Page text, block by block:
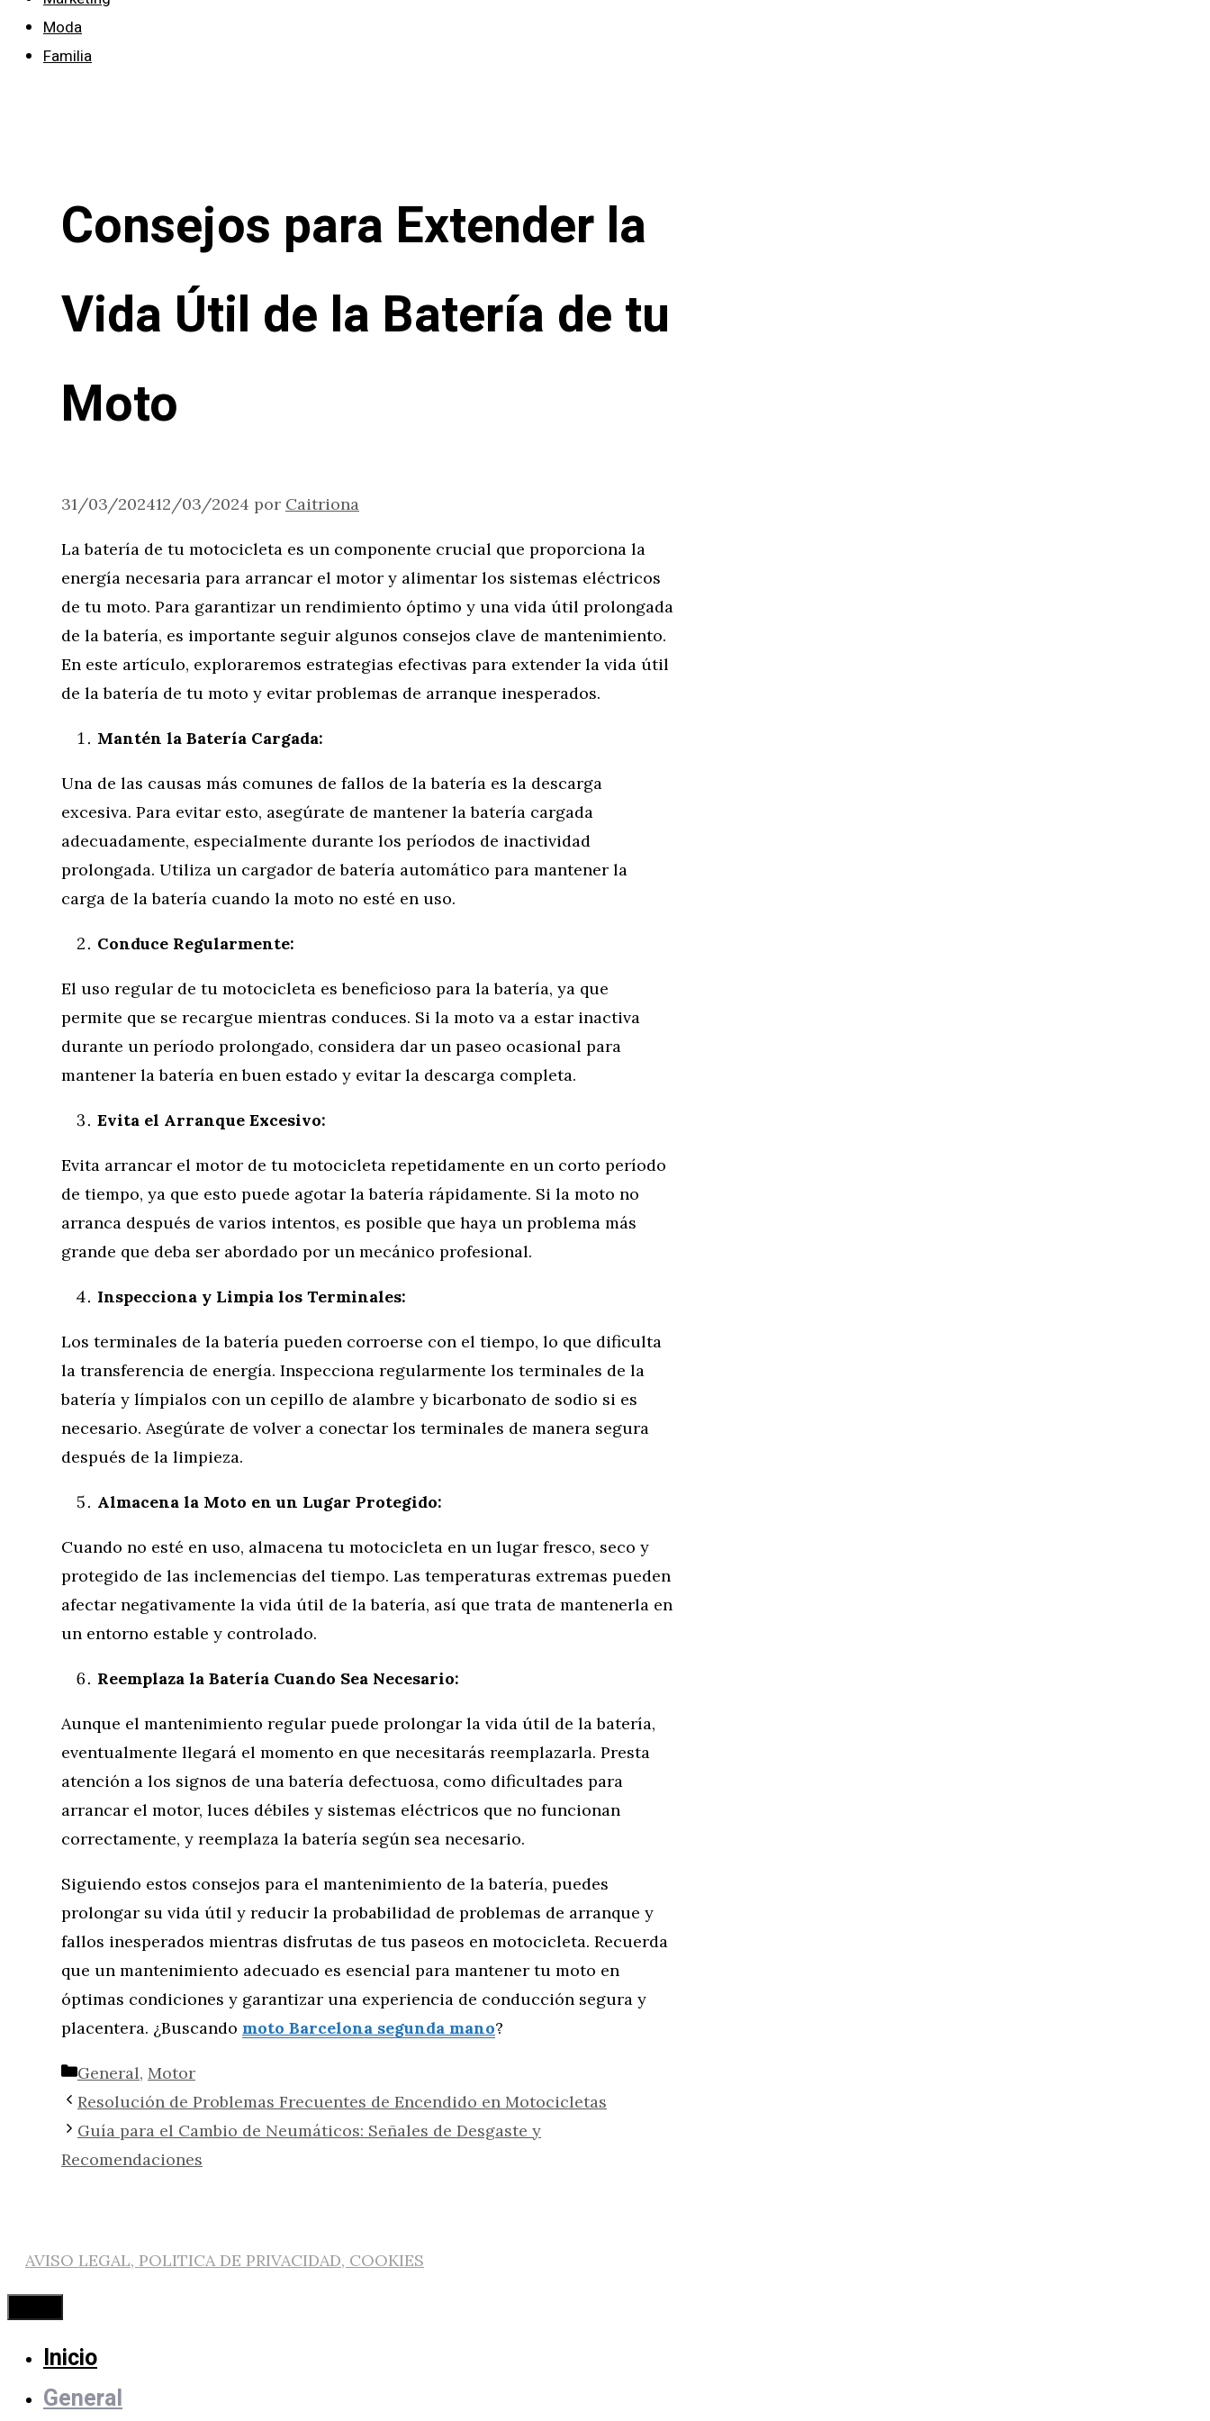
Moda
Familia
Consejos para Extender la
Vida Útil de la Batería de tu
Moto
31/03/202412/03/2024 por Caitriona
La batería de tu motocicleta es un componente crucial que proporciona la
energía necesaria para arrancar el motor y alimentar los sistemas eléctricos
de tu moto. Para garantizar un rendimiento óptimo y una vida útil prolongada
de la batería, es importante seguir algunos consejos clave de mantenimiento.
En este artículo, exploraremos estrategias efectivas para extender la vida útil
de la batería de tu moto y evitar problemas de arranque inesperados.
Mantén la Batería Cargada:
Una de las causas más comunes de fallos de la batería es la descarga
excesiva. Para evitar esto, asegúrate de mantener la batería cargada
adecuadamente, especialmente durante los períodos de inactividad
prolongada. Utiliza un cargador de batería automático para mantener la
carga de la batería cuando la moto no esté en uso.
Conduce Regularmente:
El uso regular de tu motocicleta es beneficioso para la batería, ya que
permite que se recargue mientras conduces. Si la moto va a estar inactiva
durante un período prolongado, considera dar un paseo ocasional para
mantener la batería en buen estado y evitar la descarga completa.
Evita el Arranque Excesivo:
Evita arrancar el motor de tu motocicleta repetidamente en un corto período
de tiempo, ya que esto puede agotar la batería rápidamente. Si la moto no
arranca después de varios intentos, es posible que haya un problema más
grande que deba ser abordado por un mecánico profesional.
Inspecciona y Limpia los Terminales:
Los terminales de la batería pueden corroerse con el tiempo, lo que dificulta
la transferencia de energía. Inspecciona regularmente los terminales de la
batería y límpialos con un cepillo de alambre y bicarbonato de sodio si es
necesario. Asegúrate de volver a conectar los terminales de manera segura
después de la limpieza.
Almacena la Moto en un Lugar Protegido:
Cuando no esté en uso, almacena tu motocicleta en un lugar fresco, seco y
protegido de las inclemencias del tiempo. Las temperaturas extremas pueden
afectar negativamente la vida útil de la batería, así que trata de mantenerla en
un entorno estable y controlado.
Reemplaza la Batería Cuando Sea Necesario:
Aunque el mantenimiento regular puede prolongar la vida útil de la batería,
eventualmente llegará el momento en que necesitarás reemplazarla. Presta
atención a los signos de una batería defectuosa, como dificultades para
arrancar el motor, luces débiles y sistemas eléctricos que no funcionan
correctamente, y reemplaza la batería según sea necesario.
Siguiendo estos consejos para el mantenimiento de la batería, puedes
prolongar su vida útil y reducir la probabilidad de problemas de arranque y
fallos inesperados mientras disfrutas de tus paseos en motocicleta. Recuerda
que un mantenimiento adecuado es esencial para mantener tu moto en
óptimas condiciones y garantizar una experiencia de conducción segura y
placentera. ¿Buscando moto Barcelona segunda mano?
Categorías
General, Motor
Resolución de Problemas Frecuentes de Encendido en Motocicletas
Guía para el Cambio de Neumáticos: Señales de Desgaste y
Recomendaciones
AVISO LEGAL, POLITICA DE PRIVACIDAD, COOKIES
Cerrar
Inicio
General